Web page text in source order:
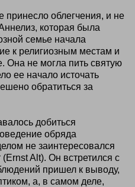
принесло облегчения, и не
которая была
семье начала
к религиозным местам и
Она не могла пить святую
ее начало источать
обратиться за
добиться
обряда
не заинтересовался
Alt). Он встретился с
пришел к выводу,
а, в самом деле,